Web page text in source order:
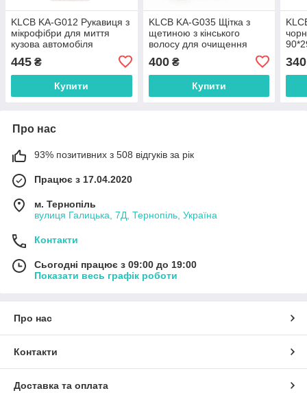
KLCB KA-G012 Рукавиця з
мікрофібри для миття
кузова автомобіля
445 ₴
Купити
KLCB KA-G035 Щітка з
щетиною з кінського
волосу для очищення
400₴
Купити
340
Про нас
93% позитивних з 508 відгуків за рік
Працює з 17.04.2020
м. Тернопіль
вулиця Галицька, 7Д, Тернопіль, Україна
Контакти
Сьогодні працює з 09:00 до 19:00
Показати весь графік роботи
Про нас
Контакти
Доставка та оплата